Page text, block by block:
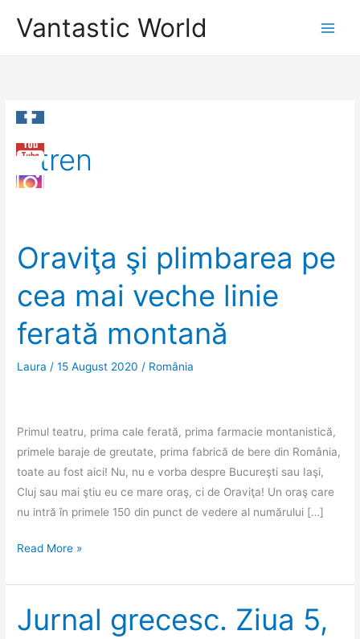
Vantastic World
tren
Oraviţa şi plimbarea pe
cea mai veche linie
ferată montană
Laura /15 August 2020 / România
Primul teatru, prima cale ferată, prima farmacie montanistică,
primele baraje de greutate, prima fabrică de bere din România,
toate au fost aici! Nu, nu e vorba despre Bucureşti sau Iaşi,
Cluj sau mai ştiu eu ce mare oraş, ci de Oraviţa! Un oraş care
nu intră în primele 150 din punct de vedere al numărului […]
Oraviţa
plimbarea
pe
cea
Read More »
Jurnal grecesc. Ziua 5,